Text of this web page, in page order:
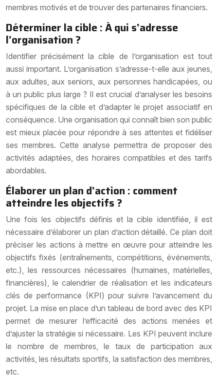
membres motivés et de trouver des partenaires financiers.
Déterminer la cible : À qui s’adresse
l’organisation ?
Identifier précisément la cible de l’organisation est tout
aussi important. L’organisation s’adresse-t-elle aux jeunes,
aux adultes, aux seniors, aux personnes handicapées, ou
à un public plus large ? Il est crucial d’analyser les besoins
spécifiques de la cible et d’adapter le projet associatif en
conséquence. Une organisation qui connaît bien son public
est mieux placée pour répondre à ses attentes et fidéliser
ses membres. Cette analyse permettra de proposer des
activités adaptées, des horaires compatibles et des tarifs
abordables.
Élaborer un plan d’action : comment
atteindre les objectifs ?
Une fois les objectifs définis et la cible identifiée, il est
nécessaire d’élaborer un plan d’action détaillé. Ce plan doit
préciser les actions à mettre en œuvre pour atteindre les
objectifs fixés (entraînements, compétitions, événements,
etc.), les ressources nécessaires (humaines, matérielles,
financières), le calendrier de réalisation et les indicateurs
clés de performance (KPI) pour suivre l’avancement du
projet. La mise en place d’un tableau de bord avec des KPI
permet de mesurer l’efficacité des actions menées et
d’ajuster la stratégie si nécessaire. Les KPI peuvent inclure
le nombre de membres, le taux de participation aux
activités, les résultats sportifs, la satisfaction des membres,
etc.